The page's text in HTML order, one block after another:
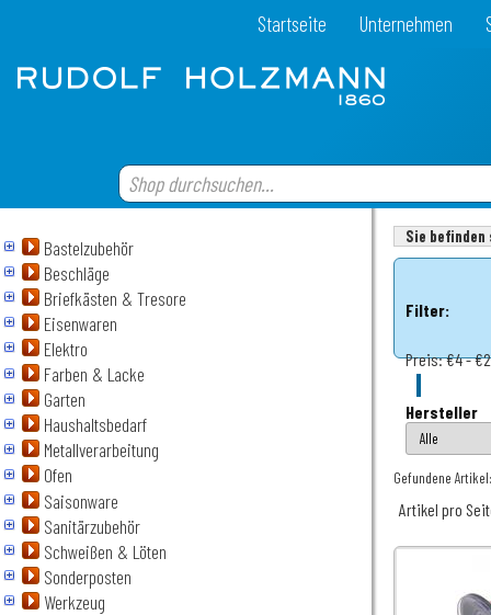
Startseite Unternehmen
Bastelzubehör
Beschläge
Briefkästen & Tresore
Eisenwaren
Elektro
Farben & Lacke
Garten
Haushaltsbedarf
Metallverarbeitung
Ofen
Saisonware
Sanitärzubehör
Schweißen & Löten
Sonderposten
Werkzeug
Sie
Filter:
Preis:€4 -
Hersteller
Gefundene
Artikel pro